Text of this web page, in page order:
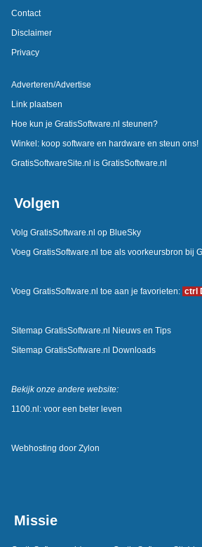
Contact
Disclaimer
Privacy
Adverteren/Advertise
Link plaatsen
Hoe kun je GratisSoftware.nl steunen?
Winkel: koop software en hardware en steun ons!
GratisSoftwareSite.nl is GratisSoftware.nl
Volgen
Volg GratisSoftware.nl op BlueSky
Voeg GratisSoftware.nl toe als voorkeursbron bij
Voeg GratisSoftware.nl toe aan je favorieten: ctrl
Sitemap GratisSoftware.nl Nieuws en Tips
Sitemap GratisSoftware.nl Downloads
Bekijk onze andere website:
1100.nl: voor een beter leven
Webhosting door Zylon
Missie